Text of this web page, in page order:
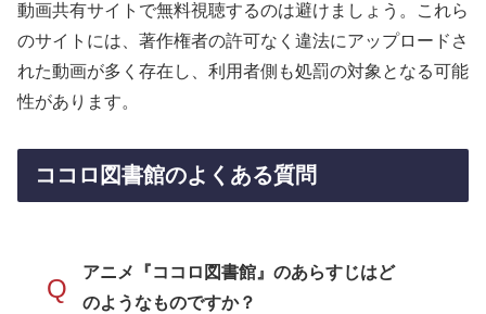
動画共有サイトで無料視聴するのは避けましょう。これら
のサイトには、著作権者の許可なく違法にアップロードさ
れた動画が多く存在し、利用者側も処罰の対象となる可能
性があります。
ココロ図書館のよくある質問
Q
アニメ『ココロ図書館』のあらすじはど
のようなものですか？